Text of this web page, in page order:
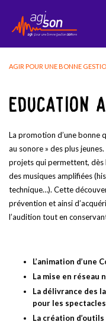
AGIR POUR UNE BONNE
EDUCATION
La promotion d’une bonne
au sonore » des plus
projets qui permettent, dès
des musiques amplifiées
technique…). Cette
prévention et ainsi
l’audition tout en
L’animation d’une
La mise en réseau
La délivrance des
pour les
La création